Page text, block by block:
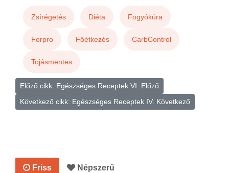
Zsírégetés Diéta Fogyókúra
Forpro Főétkezés CarbControl
Tojásmentes
Előző cikk: Egészséges Receptek VI. Előző
Következő cikk: Egészséges Receptek IV. Következő
Friss Népszerű